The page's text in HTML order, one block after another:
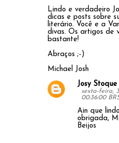
Lindo e verdadeiro
dicas e posts sobre
literário. Você e a
divas. Os artigos de
bastante!
Abraços ;-)
Michael Josh
Josy Stoque
sexta-feira,
00:36:00
Ain que
obrigada,
Beijos